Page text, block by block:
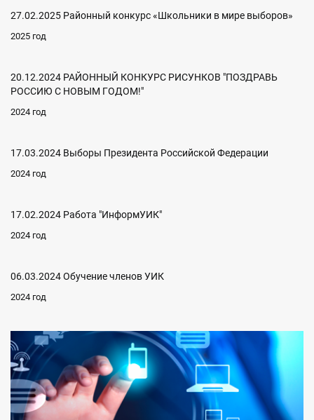
27.02.2025 Районный конкурс «Школьники в мире выборов»
2025 год
20.12.2024 РАЙОННЫЙ КОНКУРС РИСУНКОВ "ПОЗДРАВЬ
РОССИЮ С НОВЫМ ГОДОМ!"
2024 год
17.03.2024 Выборы Президента Российской Федерации
2024 год
17.02.2024 Работа "ИнформУИК"
2024 год
06.03.2024 Обучение членов УИК
2024 год